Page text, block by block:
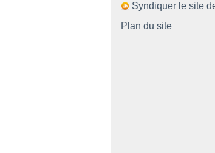
Syndiquer le site
Plan du site